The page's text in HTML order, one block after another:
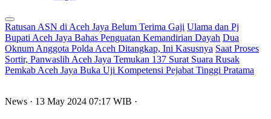
Ratusan ASN di Aceh Jaya Belum Terima Gaji Ulama dan Pj
Bupati Aceh Jaya Bahas Penguatan Kemandirian Dayah Dua
Oknum Anggota Polda Aceh Ditangkap, Ini Kasusnya Saat Proses
Sortir, Panwaslih Aceh Jaya Temukan 137 Surat Suara Rusak
Pemkab Aceh Jaya Buka Uji Kompetensi Pejabat Tinggi Pratama
News · 13 May 2024 07:17 WIB ·